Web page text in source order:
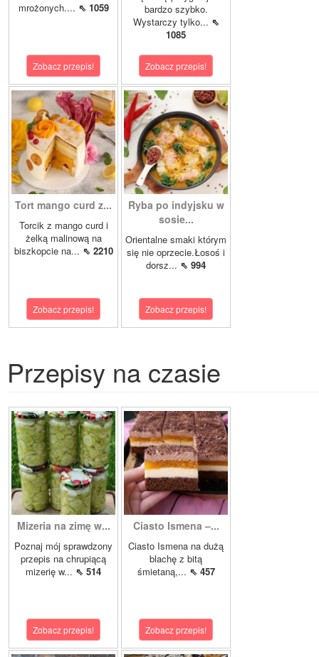
mrożonych.... ⇖ 1059
Zobacz przepis!
bardzo szybko.
Wystarczy tylko... ⇖
1085
Zobacz przepis!
Tort mango curd z...
Torcik z mango curd i
żelką malinową na
biszkopcie na... ⇖ 2210
Zobacz przepis!
Ryba po indyjsku w
sosie...
Orientalne smaki którym
się nie oprzecie.Łosoś i
dorsz... ⇖ 994
Zobacz przepis!
Przepisy na czasie
Mizeria na zimę w...
Poznaj mój sprawdzony
przepis na chrupiącą
mizerię w... ⇖ 514
Zobacz przepis!
Ciasto Ismena –...
Ciasto Ismena na dużą
blachę z bitą
śmietaną,... ⇖ 457
Zobacz przepis!